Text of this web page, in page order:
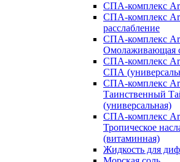
СПА-комплекс
СПА-комплекс
расслабление
СПА-комплекс
Омолаживающая
СПА-комплекс
СПА
СПА-комплекс
Таинственный
(универсальная)
СПА-комплекс
Тропическое
(витаминная)
Жидкость для